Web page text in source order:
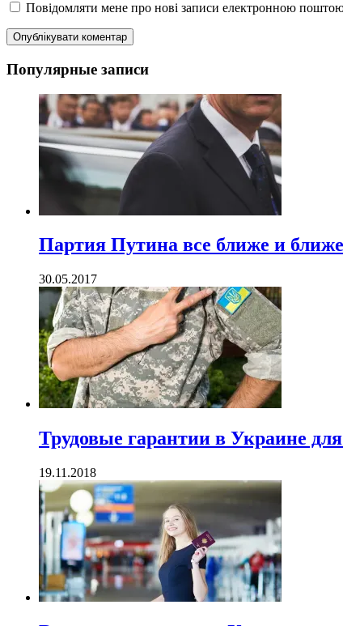
Повідомляти мене про нові записи електронною
Популярные записи
Партия Путина все ближе и
30.05.2017
Трудовые гарантии в Украине
19.11.2018